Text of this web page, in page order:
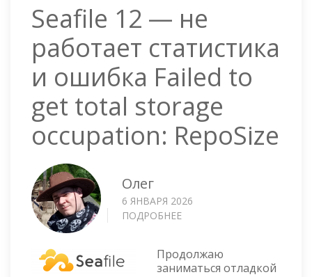
Seafile 12 — не
работает статистика
и ошибка Failed to
get total storage
occupation: RepoSize
Олег
6 ЯНВАРЯ 2026
ПОДРОБНЕЕ
—
НЕ
Продолжаю
заниматься отладкой